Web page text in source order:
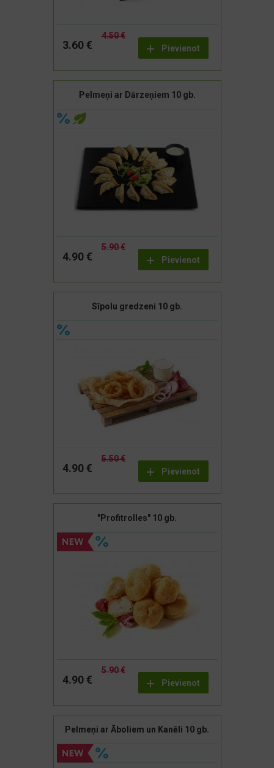
Pievienot
4.50 €
3.60 €
Pelmeņi ar Dārzeņiem 10 gb.
Pievienot
5.90 €
4.90 €
Sīpolu gredzeni 10 gb.
Pievienot
5.50 €
4.90 €
"Profitrolles" 10 gb.
Pievienot
5.90 €
4.90 €
Pelmeņi ar Āboliem un Kanēli 10 gb.